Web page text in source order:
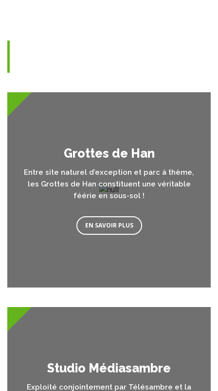
Grottes de Han
Entre site naturel d’exception et parc à thème,
les Grottes de Han constituent une véritable
féérie en sous-sol !
EN SAVOIR PLUS
Studio Médiasambre
Exploité conjointement par Télésambre et la